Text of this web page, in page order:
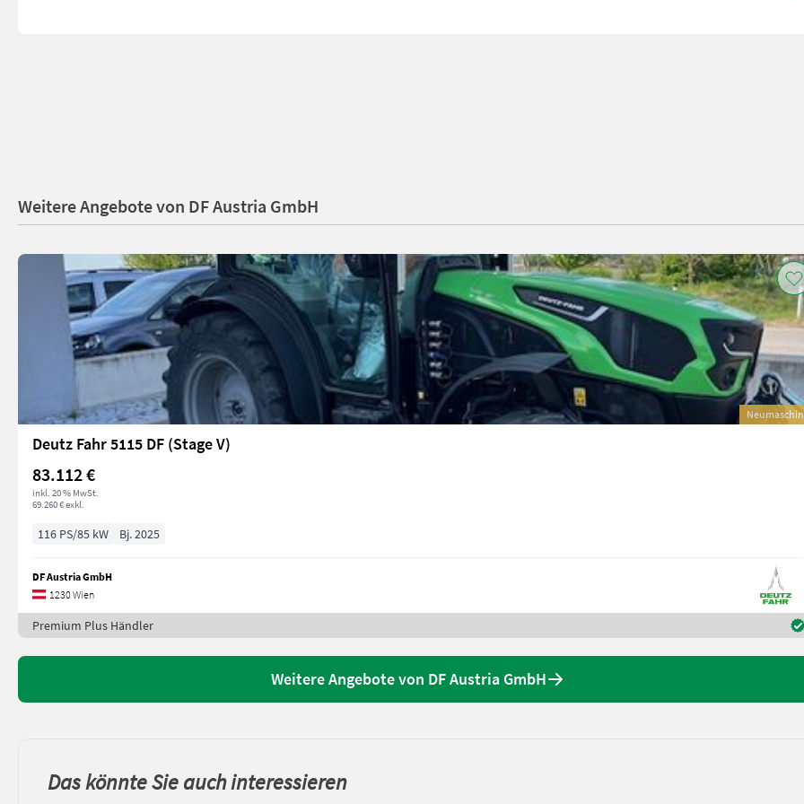
Weitere Angebote von DF Austria GmbH
Deutz Fahr 5115 DF (Stage V)
83.112 €
inkl. 20 % MwSt.
69.260 € exkl.
116 PS/85 kW Bj. 2025
DF Austria GmbH
1230 Wien
Premium Plus Händler
Weitere Angebote von DF Austria GmbH
Das könnte Sie auch interessieren